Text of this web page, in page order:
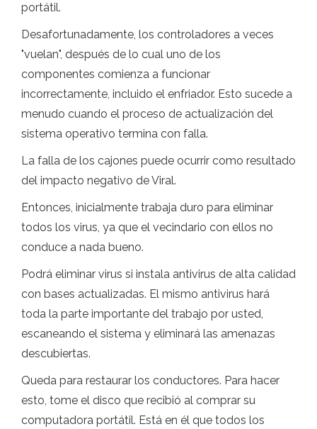
portátil.
Desafortunadamente, los controladores a veces
"vuelan", después de lo cual uno de los
componentes comienza a funcionar
incorrectamente, incluido el enfriador. Esto sucede a
menudo cuando el proceso de actualización del
sistema operativo termina con falla.
La falla de los cajones puede ocurrir como resultado
del impacto negativo de Viral.
Entonces, inicialmente trabaja duro para eliminar
todos los virus, ya que el vecindario con ellos no
conduce a nada bueno.
Podrá eliminar virus si instala antivirus de alta calidad
con bases actualizadas. El mismo antivirus hará
toda la parte importante del trabajo por usted,
escaneando el sistema y eliminará las amenazas
descubiertas.
Queda para restaurar los conductores. Para hacer
esto, tome el disco que recibió al comprar su
computadora portátil. Está en él que todos los